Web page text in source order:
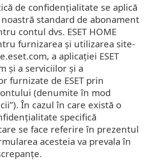
de confidențialitate se aplică
standard de abonament
contul dvs. ESET HOME
furnizarea și utilizarea site-
a aplicației ESET
și a serviciilor și a
furnizate de ESET prin
(denumite în mod
În cazul în care există o
specifică
se face referire în prezentul
acesteia va prevala în